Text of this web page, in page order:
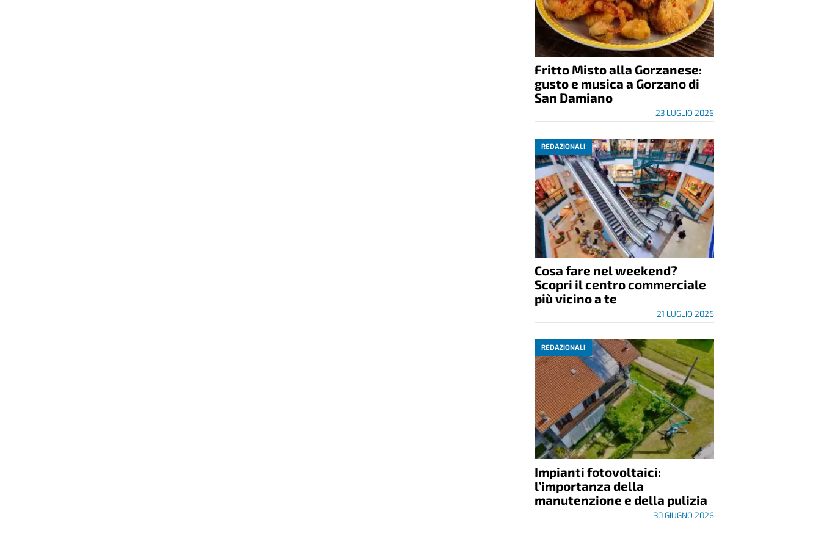
Fritto Misto alla Gorzanese:
gusto e musica a Gorzano di
San Damiano
23 LUGLIO 2026
REDAZIONALI
Cosa fare nel weekend?
Scopri il centro commerciale
più vicino a te
21 LUGLIO 2026
REDAZIONALI
Impianti fotovoltaici:
l’importanza della
manutenzione e della pulizia
30 GIUGNO 2026